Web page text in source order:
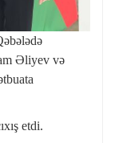
Əliyev və
etdi.